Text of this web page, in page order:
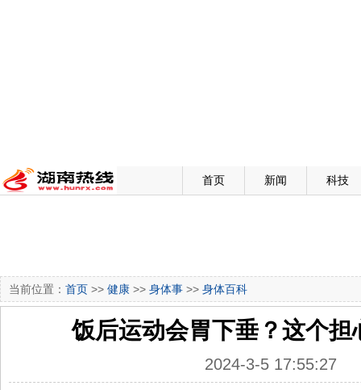
首页 新闻 科技
当前位置： 首页 >> 健康 >> 身体事 >> 身体百科
饭后运动会胃下垂？这个担
2024-3-5 17:55:27